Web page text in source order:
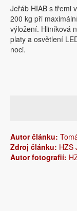
Jeřáb HIAB s třemi
200 kg při
výložení. Hliníková
platy a osvětlení
noci.
Autor článku:
Zdroj článku: HZS
Autor fotografií: